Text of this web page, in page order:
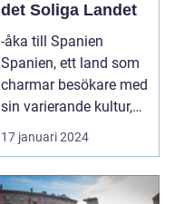
det Soliga Landet
-åka till Spanien
Spanien, ett land som
charmar besökare med
sin varierande kultur,
vackra stränder...
17 januari 2024